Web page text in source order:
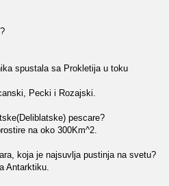
spustala sa Prokletija u toku
Pecki i Rozajski.
pescare?
na oko 300Km^2.
koja je najsuvlja pustinja na svetu?
Antarktiku.